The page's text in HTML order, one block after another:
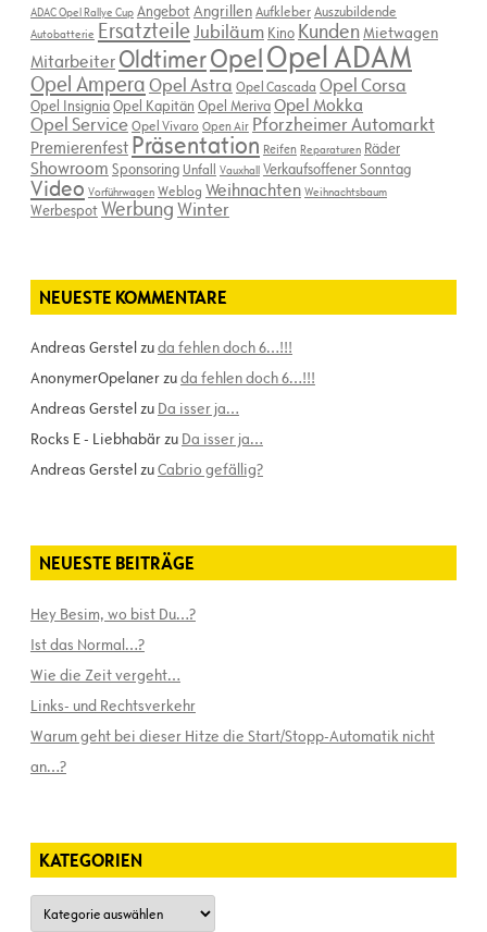
ADAC Opel Rallye Cup AngebotAngrillenAufkleberAuszubildende
Autobatterie ErsatzteileJubiläum Kino KundenMietwagen
Mitarbeiter OldtimerOpelOpel ADAM
Opel AmperaOpel Astra Opel Cascada Opel Corsa
Opel InsigniaOpel Kapitän Opel MerivaOpel Mokka
Opel ServiceOpel Vivaro Open Air Pforzheimer Automarkt
Premierenfest Präsentation Reifen Reparaturen Räder
Showroom Sponsoring Unfall Vauxhall Verkaufsoffener Sonntag
Video Vorführwagen Weblog Weihnachten Weihnachtsbaum
WerbespotWerbungWinter
NEUESTE KOMMENTARE
Andreas Gerstel zuda fehlen doch 6…!!!
AnonymerOpelanerzuda fehlen doch 6…!!!
Andreas Gerstel zu Da isser ja…
Rocks E - Liebhabärzu Da isser ja…
Andreas Gerstel zuCabrio gefällig?
NEUESTE BEITRÄGE
Hey Besim, wo bist Du…?
Ist das Normal…?
Wie die Zeit vergeht…
Links- und Rechtsverkehr
Warum geht bei dieser Hitze die Start/Stopp-Automatik nicht
an…?
KATEGORIEN
Kategorien